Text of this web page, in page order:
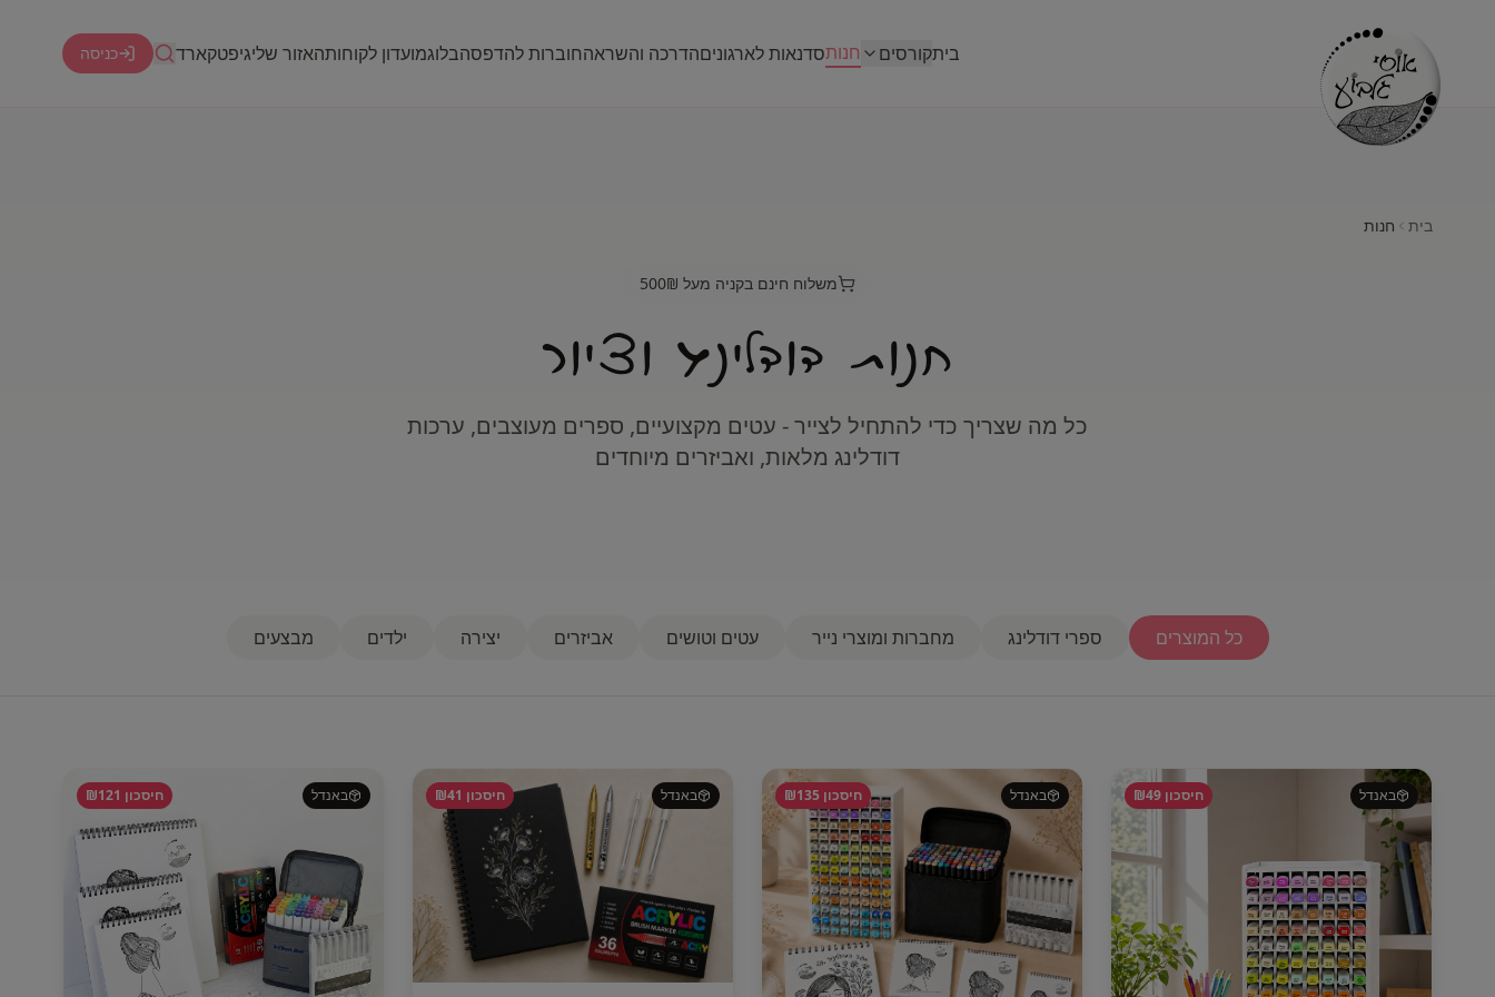
ביתקורסים חנותסדנאות לארגוניםהדרכה והשראהחוברות להדפסהבלוגמועדון לקוחותהאזור שליגיפטקארד כניסה
בית חנות
משלוח חינם בקניה מעל 500₪
חנות דודלינג וציור
כל מה שצריך כדי להתחיל לצייר - עטים מקצועיים, ספרים מעוצבים, ערכות
דודלינג מלאות, ואביזרים מיוחדים
כל המוצרים ספרי דודלינג מחברות ומוצרי נייר עטים וטושים אביזרים יצירה ילדים מבצעים
חיסכון ₪ 49 באנדל חיסכון ₪ 135 באנדל חיסכון ₪ 41 באנדל חיסכון ₪ 121 באנדל